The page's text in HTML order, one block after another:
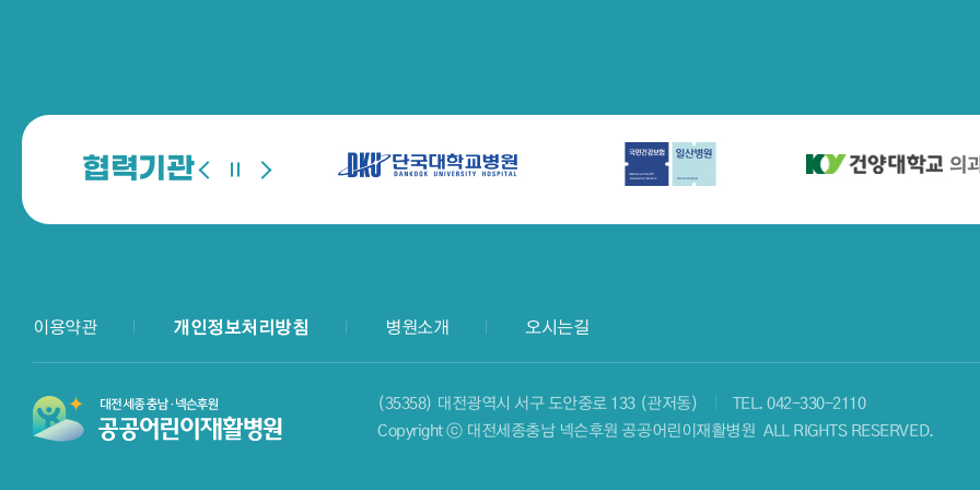
협력기관
이용약관 개인정보처리방침 병원소개 오시는길
(35358) 대전광역시 서구 도안중로 133 (관저동) TEL.042-330-2110
Copyright ⓒ 대전세종충남 넥슨후원 공공어린이재활병원 ALL RIGHTS RESERVED.